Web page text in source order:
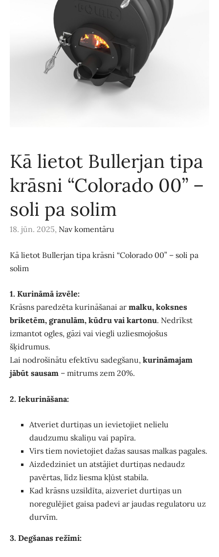
Kā lietot Bullerjan tipa
krāsni “Colorado 00” –
soli pa solim
18. jūn. 2025, Nav komentāru
Kā lietot Bullerjan tipa krāsni “Colorado 00” – soli pa
solim
1. Kurināmā izvēle:
Krāsns paredzēta kurināšanai ar malku, koksnes
briketēm, granulām, kūdru vai kartonu. Nedrīkst
izmantot ogles, gāzi vai viegli uzliesmojošus
šķidrumus.
Lai nodrošinātu efektīvu sadegšanu, kurināmajam
jābūt sausam – mitrums zem 20%.
2. Iekurināšana:
Atveriet durtiņas un ievietojiet nelielu
daudzumu skaliņu vai papīra.
Virs tiem novietojiet dažas sausas malkas pagales.
Aizdedziniet un atstājiet durtiņas nedaudz
pavērtas, līdz liesma kļūst stabila.
Kad krāsns uzsildīta, aizveriet durtiņas un
noregulējiet gaisa padevi ar jaudas regulatoru uz
durvīm.
3. Degšanas režīmi: